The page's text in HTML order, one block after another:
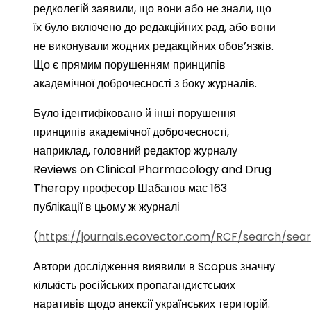
редколегій заявили, що вони або не знали, що
їх було включено до редакційних рад, або вони
не виконували жодних редакційних обов’язків.
Що є прямим порушенням принципів
академічної доброчесності з боку журналів.
Було ідентифіковано й інші порушення
принципів академічної доброчесності,
наприклад, головний редактор журналу
Reviews on Clinical Pharmacology and Drug
Therapy професор Шабанов має 163
публікації в цьому ж журналі
(https://journals.ecovector.com/RCF/search/
Автори дослідження виявили в Scopus значну
кількість російських пропагандистських
наративів щодо анексії українських територій.